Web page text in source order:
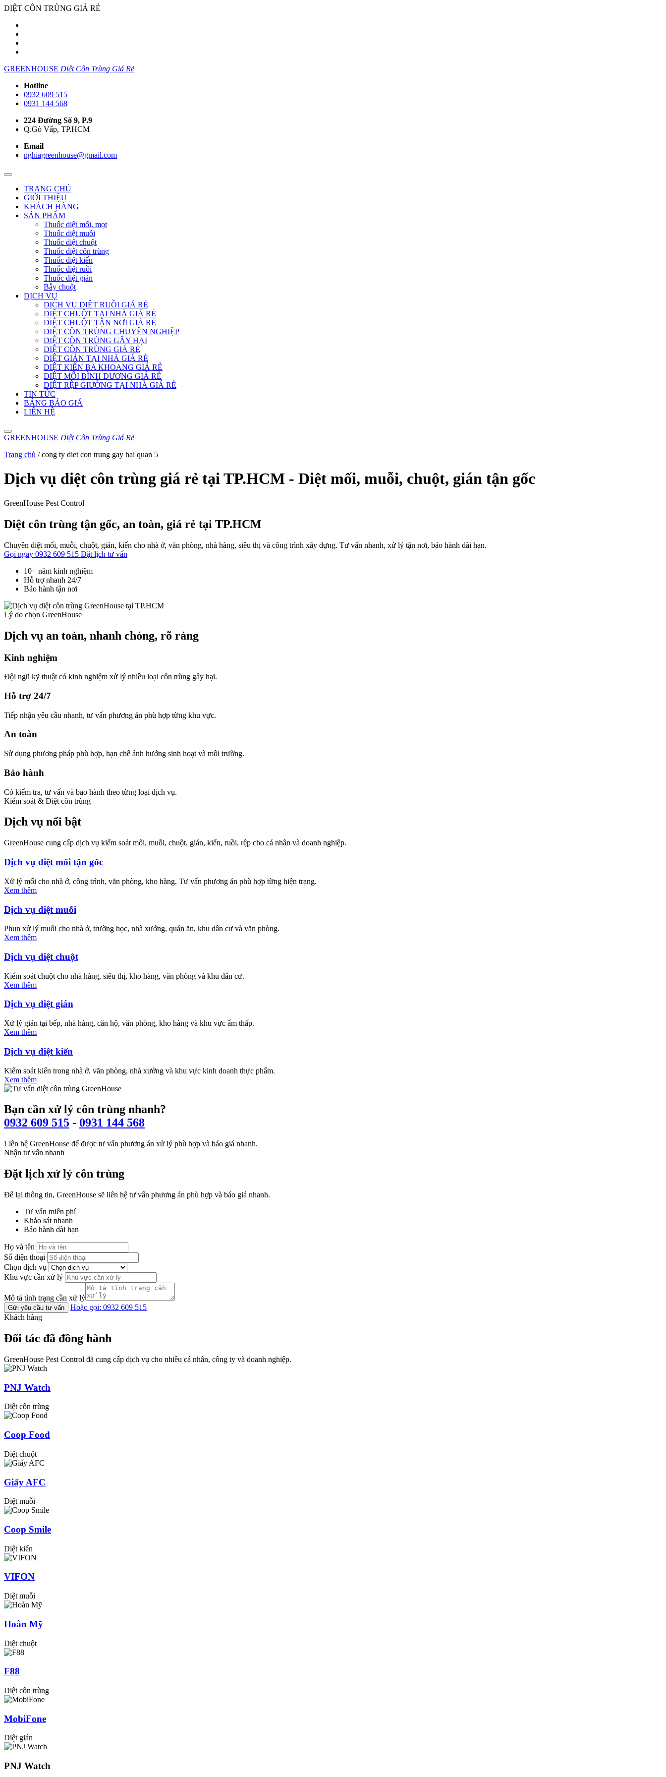
DIỆT CÔN TRÙNG GIÁ RẺ
GREENHOUSE Diệt Côn Trùng Giá Rẻ
Hotline
0932 609 515
0931 144 568
224 Đường Số 9, P.9
Q.Gò Vấp, TP.HCM
Email
nghiagreenhouse@gmail.com
TRANG CHỦ
GIỚI THIỆU
KHÁCH HÀNG
SẢN PHẨM
Thuốc diệt mối, mọt
Thuốc diệt muỗi
Thuốc diệt chuột
Thuốc diệt côn trùng
Thuốc diệt kiến
Thuốc diệt ruồi
Thuốc diệt gián
Bẫy chuột
DỊCH VỤ
DỊCH VỤ DIỆT RUỒI GIÁ RẺ
DIỆT CHUỘT TẠI NHÀ GIÁ RẺ
DIỆT CHUỘT TẬN NƠI GIÁ RẺ
DIỆT CÔN TRÙNG CHUYÊN NGHIỆP
DIỆT CÔN TRÙNG GÂY HẠI
DIỆT CÔN TRÙNG GIÁ RẺ
DIỆT GIÁN TẠI NHÀ GIÁ RẺ
DIỆT KIẾN BA KHOANG GIÁ RẺ
DIỆT MỐI BÌNH DƯƠNG GIÁ RẺ
DIỆT RỆP GIƯỜNG TẠI NHÀ GIÁ RẺ
TIN TỨC
BẢNG BÁO GIÁ
LIÊN HỆ
GREENHOUSE Diệt Côn Trùng Giá Rẻ
Trang chủ /cong ty diet con trung gay hai quan 5
Dịch vụ diệt côn trùng giá rẻ tại TP.HCM - Diệt mối, muỗi, chuột, gián tận gốc
GreenHouse Pest Control
Diệt côn trùng tận gốc, an toàn, giá rẻ tại TP.HCM
Chuyên diệt mối, muỗi, chuột, gián, kiến cho nhà ở, văn phòng, nhà hàng, siêu thị và công trình xây dựng. Tư vấn nhanh, xử lý tận nơi, bảo hành dài hạn.
Gọi ngay 0932 609 515 Đặt lịch tư vấn
10+ năm kinh nghiệm
Hỗ trợ nhanh 24/7
Bảo hành tận nơi
Lý do chọn GreenHouse
Dịch vụ an toàn, nhanh chóng, rõ ràng
Kinh nghiệm
Đội ngũ kỹ thuật có kinh nghiệm xử lý nhiều loại côn trùng gây hại.
Hỗ trợ 24/7
Tiếp nhận yêu cầu nhanh, tư vấn phương án phù hợp từng khu vực.
An toàn
Sử dụng phương pháp phù hợp, hạn chế ảnh hưởng sinh hoạt và môi trường.
Bảo hành
Có kiểm tra, tư vấn và bảo hành theo từng loại dịch vụ.
Kiểm soát & Diệt côn trùng
Dịch vụ nổi bật
GreenHouse cung cấp dịch vụ kiểm soát mối, muỗi, chuột, gián, kiến, ruồi, rệp cho cá nhân và doanh nghiệp.
Dịch vụ diệt mối tận gốc
Xử lý mối cho nhà ở, công trình, văn phòng, kho hàng. Tư vấn phương án phù hợp từng hiện trạng.
Xem thêm
Dịch vụ diệt muỗi
Phun xử lý muỗi cho nhà ở, trường học, nhà xưởng, quán ăn, khu dân cư và văn phòng.
Xem thêm
Dịch vụ diệt chuột
Kiểm soát chuột cho nhà hàng, siêu thị, kho hàng, văn phòng và khu dân cư.
Xem thêm
Dịch vụ diệt gián
Xử lý gián tại bếp, nhà hàng, căn hộ, văn phòng, kho hàng và khu vực ẩm thấp.
Xem thêm
Dịch vụ diệt kiến
Kiểm soát kiến trong nhà ở, văn phòng, nhà xưởng và khu vực kinh doanh thực phẩm.
Xem thêm
Bạn cần xử lý côn trùng nhanh?
0932 609 515 - 0931 144 568
Liên hệ GreenHouse để được tư vấn phương án xử lý phù hợp và báo giá nhanh.
Nhận tư vấn nhanh
Đặt lịch xử lý côn trùng
Để lại thông tin, GreenHouse sẽ liên hệ tư vấn phương án phù hợp và báo giá nhanh.
Tư vấn miễn phí
Khảo sát nhanh
Bảo hành dài hạn
Họ và tên
Số điện thoại
Chọn dịch vụ
Khu vực cần xử lý
Mô tả tình trạng cần xử lý
Gửi yêu cầu tư vấn
Hoặc gọi: 0932 609 515
Khách hàng
Đối tác đã đồng hành
GreenHouse Pest Control đã cung cấp dịch vụ cho nhiều cá nhân, công ty và doanh nghiệp.
PNJ Watch
Diệt côn trùng
Coop Food
Diệt chuột
Giấy AFC
Diệt muỗi
Coop Smile
Diệt kiến
VIFON
Diệt muỗi
Hoàn Mỹ
Diệt chuột
F88
Diệt côn trùng
MobiFone
Diệt gián
PNJ Watch